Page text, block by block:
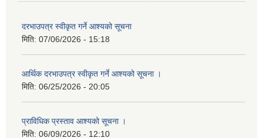
दरभाउपत्र स्वीकृत गर्ने आश्यको सूचना
मिति: 07/06/2026 - 15:18
आर्थिक दरभाउपत्र स्वीकृत गर्ने आश्यको सूचना ।
मिति: 06/25/2026 - 20:05
प्राविधिक प्रस्ताव आश्यको सूचना ।
मिति: 06/09/2026 - 12:10